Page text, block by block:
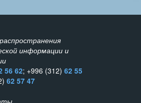
информации и
56 62; +996 (312) 62 55
62 57 47